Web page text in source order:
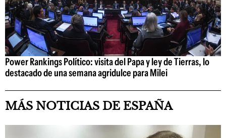
Power Rankings Político: visita del Papa y ley de Tierras, lo
destacado de una semana agridulce para Milei
MÁS NOTICIAS DE ESPAÑA